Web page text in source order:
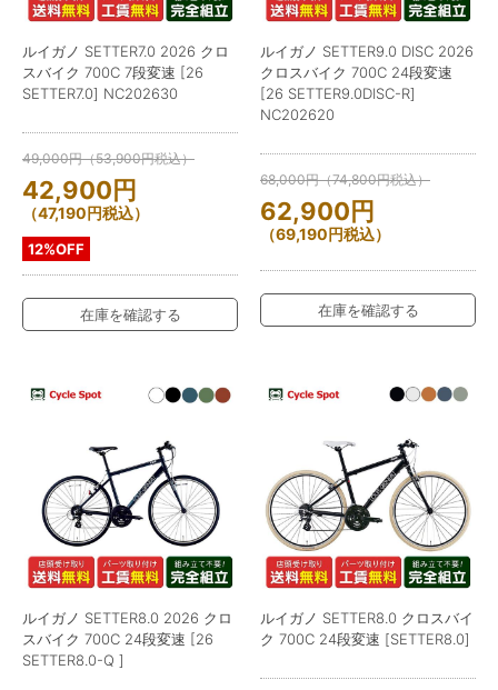
ルイガノ SETTER7.0 2026 クロ
スバイク 700C 7段変速 [26
SETTER7.0] NC202630
49,000円（53,900円税込）
42,900円
（47,190円税込）
12%OFF
在庫を確認する
ルイガノ SETTER9.0 DISC 2026
クロスバイク 700C 24段変速
[26 SETTER9.0DISC-R]
NC202620
68,000円（74,800円税込）
62,900円
（69,190円税込）
在庫を確認する
ルイガノ SETTER8.0 2026 クロ
スバイク 700C 24段変速 [26
SETTER8.0-Q ]
ルイガノ SETTER8.0 クロスバイ
ク 700C 24段変速 [SETTER8.0]